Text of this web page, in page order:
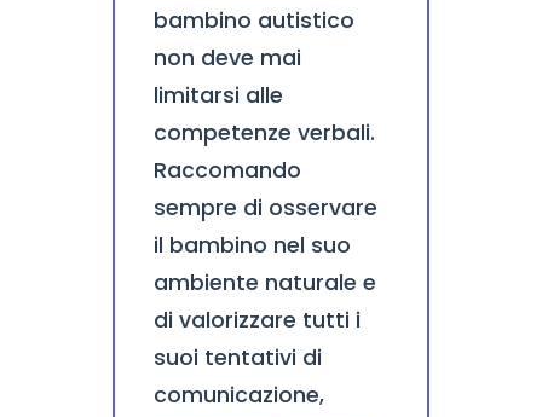
bambino autistico
non deve mai
limitarsi alle
competenze verbali.
Raccomando
sempre di osservare
il bambino nel suo
ambiente naturale e
di valorizzare tutti i
suoi tentativi di
comunicazione,